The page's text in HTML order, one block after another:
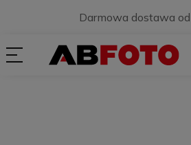
Darmowa dostawa